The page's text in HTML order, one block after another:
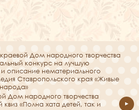
Дом народного творчества
конкурс на лучшую
описание нематериального
Ставропольского края «Живые
Дом народного творчества
квиз «Полна хата детей, так и